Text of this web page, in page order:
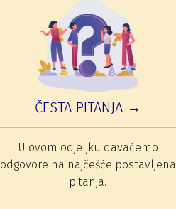
ČESTA PITANJA →
U ovom odjeljku davaćemo
odgovore na najčešće postavljena
pitanja.